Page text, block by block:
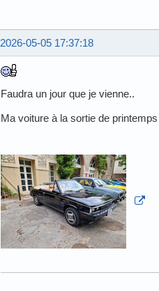
2026-05-05 17:37:18
Faudra un jour que je vienne..
Ma voiture à la sortie de